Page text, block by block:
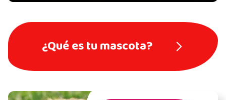
¿Qué es tu mascota?